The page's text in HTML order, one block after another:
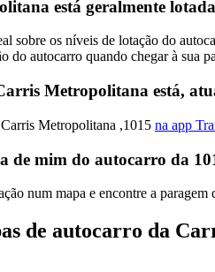
está geralmente
sobre os níveis de lotação do
do autocarro quando chegar à sua
Metropolitana está,
Metropolitana ,1015 na app
de mim do autocarro da
num mapa e encontre a
de autocarro da